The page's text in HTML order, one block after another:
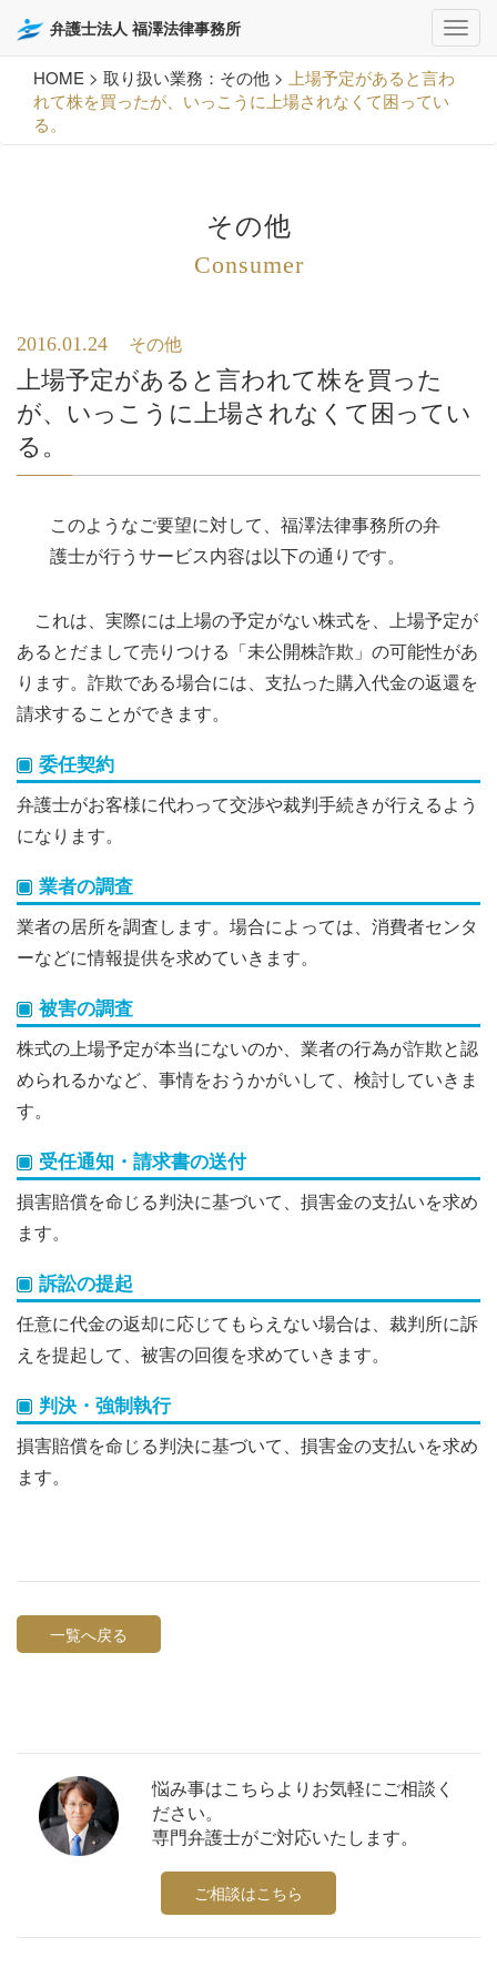
弁護士法人 福澤法律事務所
HOME > 取り扱い業務：その他 > 上場予定があると言わ
れて株を買ったが、いっこうに上場されなくて困ってい
る。
その他
Consumer
2016.01.24 その他
上場予定があると言われて株を買った
が、いっこうに上場されなくて困ってい
る。
このようなご要望に対して、福澤法律事務所の弁
護士が行うサービス内容は以下の通りです。
これは、実際には上場の予定がない株式を、上場予定が
あるとだまして売りつける「未公開株詐欺」の可能性があ
ります。詐欺である場合には、支払った購入代金の返還を
請求することができます。
委任契約
弁護士がお客様に代わって交渉や裁判手続きが行えるよう
になります。
業者の調査
業者の居所を調査します。場合によっては、消費者センタ
ーなどに情報提供を求めていきます。
被害の調査
株式の上場予定が本当にないのか、業者の行為が詐欺と認
められるかなど、事情をおうかがいして、検討していきま
す。
受任通知・請求書の送付
損害賠償を命じる判決に基づいて、損害金の支払いを求め
ます。
訴訟の提起
任意に代金の返却に応じてもらえない場合は、裁判所に訴
えを提起して、被害の回復を求めていきます。
判決・強制執行
損害賠償を命じる判決に基づいて、損害金の支払いを求め
ます。
一覧へ戻る
悩み事はこちらよりお気軽にご相談く
ださい。
専門弁護士がご対応いたします。
ご相談はこちら